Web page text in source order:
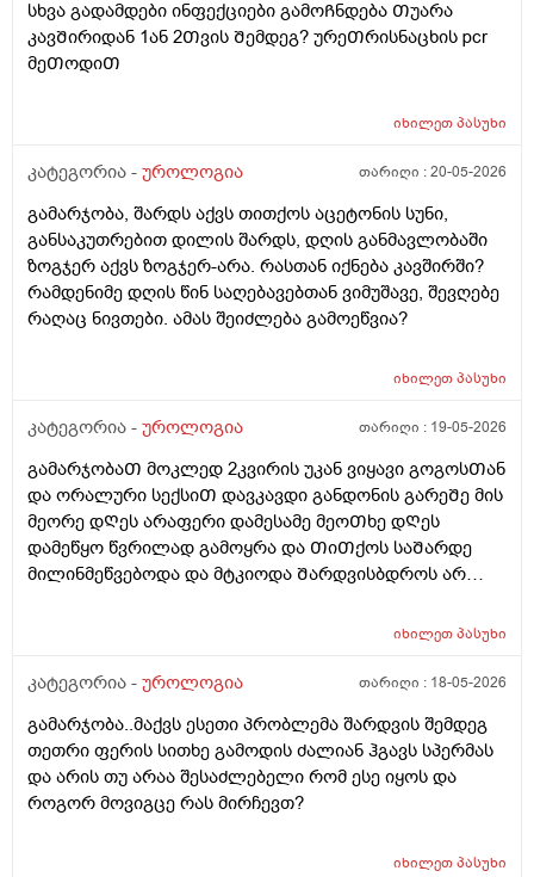
სხვა გადამდები ინფექციები გამოᲩნდება Თუარა
კავᲨირიდან 1ან 2Თვის Შემდეგ? ურეᲗრისნაცხის pcr
მეᲗოდიᲗ
იხილეთპასუხი
კატეგორია - უროლოგია თარიღი :20-05-2026
გამარჯობა, შარდს აქვს თითქოს აცეტონის სუნი,
განსაკუთრებით დილის შარდს, დღის განმავლობაში
ზოგჯერ აქვს ზოგჯერ-არა. რასთან იქნება კავშირში?
რამდენიმე დღის წინ საღებავებთან ვიმუშავე, შევღებე
რაღაც ნივთები. ამას შეიძლება გამოეწვია?
იხილეთპასუხი
კატეგორია - უროლოგია თარიღი : 19-05-2026
გამარჯობაᲗ მოკლედ 2კვირის უკან ვიყავი გოგოსᲗან
და ორალური სექსიᲗ დავკავდი განდონის გარეᲨე მის
მეორე დᲦეს არაფერი დამესამე მეოᲗხე დᲦეს
დამეწყო წვრილად გამოყრა და ᲗიᲗქოს საᲨარდე
მილინმეწვებოდა და მტკიოდა Შარდვისბდროს არ
კონკრეტული ადგილი მტკიოდა. მერე ვისხავდი
რო ვᲨარდავდი Შარდი Შიგ რᲩებოდაა წვეᲗები
Ჩერდებოდა Შარდიმერე ᲗიᲗქოს გამიარაა არც
გამონაყრის ქავილი არ მქონდა არაფერი არაფეტი
აგარ მაწუხებდა ამტკივილმა და რაგაცებმა 2დᲦეᲨი
გაიარა მერე ისევ სხვასᲗან დავკავდი უბრალოდ
მიმასტურბირებდა განდონის გარეᲨე და გავაᲗავე მის
იხილეთპასუხი
კატეგორია - უროლოგია თარიღი : 18-05-2026
გამარჯობა..მაქვს ესეთი პრობლემა შარდვის შემდეგ
თეთრი ფერის სითხე გამოდის ძალიან ჰგავს სპერმას
და არის თუ არაა შესაძლებელი რომ ესე იყოს და
როგორ მოვიგცე რას მირჩევთ?
იხილეთპასუხი